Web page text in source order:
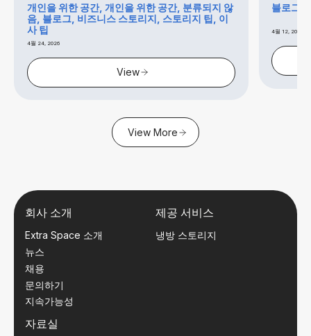
개인을 위한 공간, 개인을 위한 공간, 분류되지 않
음, 블로그, 비즈니스 스토리지, 스토리지 팁, 이
사 팁
4월 24, 2026
View
블로그,
4월 12, 2026
View More
회사 소개
Extra Space 소개
뉴스
채용
문의하기
지속가능성
자료실
제공 서비스
냉방 스토리지